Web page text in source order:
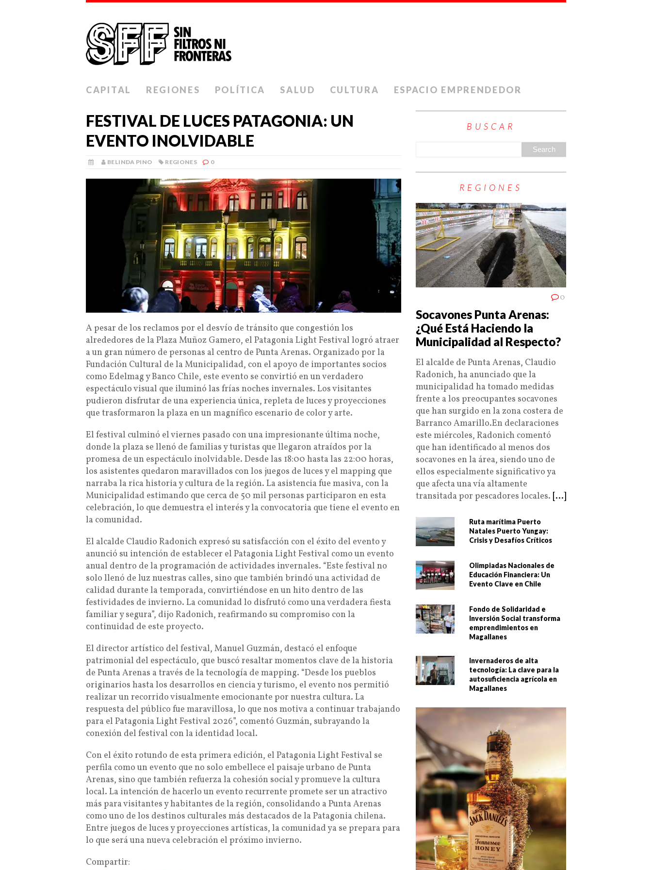
CAPITAL REGIONES POLÍTICA SALUD CULTURA ESPACIO EMPRENDEDOR
FESTIVAL DE LUCES PATAGONIA: UN
EVENTO INOLVIDABLE
BELINDA PINO REGIONES 0
A pesar de los reclamos por el desvío de tránsito que congestión los
alrededores de la Plaza Muñoz Gamero, el Patagonia Light Festival logró atraer
a un gran número de personas al centro de Punta Arenas. Organizado por la
Fundación Cultural de la Municipalidad, con el apoyo de importantes socios
como Edelmag y Banco Chile, este evento se convirtió en un verdadero
espectáculo visual que iluminó las frías noches invernales. Los visitantes
pudieron disfrutar de una experiencia única, repleta de luces y proyecciones
que trasformaron la plaza en un magnífico escenario de color y arte.
El festival culminó el viernes pasado con una impresionante última noche,
donde la plaza se llenó de familias y turistas que llegaron atraídos por la
promesa de un espectáculo inolvidable. Desde las 18:00 hasta las 22:00 horas,
los asistentes quedaron maravillados con los juegos de luces y el mapping que
narraba la rica historia y cultura de la región. La asistencia fue masiva, con la
Municipalidad estimando que cerca de 50 mil personas participaron en esta
celebración, lo que demuestra el interés y la convocatoria que tiene el evento en
la comunidad.
El alcalde Claudio Radonich expresó su satisfacción con el éxito del evento y
anunció su intención de establecer el Patagonia Light Festival como un evento
anual dentro de la programación de actividades invernales. “Este festival no
solo llenó de luz nuestras calles, sino que también brindó una actividad de
calidad durante la temporada, convirtiéndose en un hito dentro de las
festividades de invierno. La comunidad lo disfrutó como una verdadera fiesta
familiar y segura”, dijo Radonich, reafirmando su compromiso con la
continuidad de este proyecto.
El director artístico del festival, Manuel Guzmán, destacó el enfoque
patrimonial del espectáculo, que buscó resaltar momentos clave de la historia
de Punta Arenas a través de la tecnología de mapping. “Desde los pueblos
originarios hasta los desarrollos en ciencia y turismo, el evento nos permitió
realizar un recorrido visualmente emocionante por nuestra cultura. La
respuesta del público fue maravillosa, lo que nos motiva a continuar trabajando
para el Patagonia Light Festival 2026”, comentó Guzmán, subrayando la
conexión del festival con la identidad local.
Con el éxito rotundo de esta primera edición, el Patagonia Light Festival se
perfila como un evento que no solo embellece el paisaje urbano de Punta
Arenas, sino que también refuerza la cohesión social y promueve la cultura
local. La intención de hacerlo un evento recurrente promete ser un atractivo
más para visitantes y habitantes de la región, consolidando a Punta Arenas
como uno de los destinos culturales más destacados de la Patagonia chilena.
Entre juegos de luces y proyecciones artísticas, la comunidad ya se prepara para
lo que será una nueva celebración el próximo invierno.
Compartir:
BUSCAR
REGIONES
0
Socavones Punta Arenas:
¿Qué Está Haciendo la
Municipalidad al Respecto?
El alcalde de Punta Arenas, Claudio
Radonich, ha anunciado que la
municipalidad ha tomado medidas
frente a los preocupantes socavones
que han surgido en la zona costera de
Barranco Amarillo.En declaraciones
este miércoles, Radonich comentó
que han identificado al menos dos
socavones en la área, siendo uno de
ellos especialmente significativo ya
que afecta una vía altamente
transitada por pescadores locales. [...]
Ruta marítima Puerto
Natales Puerto Yungay:
Crisis y Desafíos Críticos
Olimpiadas Nacionales de
Educación Financiera: Un
Evento Clave en Chile
Fondo de Solidaridad e
Inversión Social transforma
emprendimientos en
Magallanes
Invernaderos de alta
tecnología: La clave para la
autosuficiencia agrícola en
Magallanes